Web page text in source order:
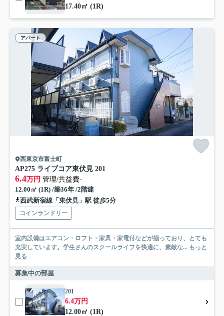
17.40㎡ (1R)
アパート
西東京市富士町
AP275 ライブコア東伏見 201
6.4万円 管理/共益費-
12.00㎡ (1R) /築36年 /2階建
西武新宿線「東伏見」駅 徒歩5分
コインランドリー
室内設備はエアコン・ロフト・家具・家電付などが揃っており、とても
充実しています。学生さんのスクールライフを快適に、素敵な... もっと
見る
募集中の部屋
201
6.4万円
12.00㎡ (1R)